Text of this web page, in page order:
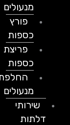
מנעולים
פורץ
כספות
פריצת
כספות
החלפת
מנעולים
שירותי
דלתות